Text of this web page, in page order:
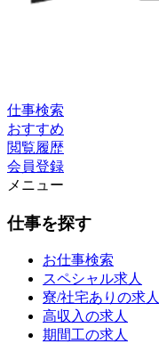
仕事検索
おすすめ
閲覧履歴
会員登録
メニュー
仕事を探す
お仕事検索
スペシャル求人
寮/社宅ありの求人
高収入の求人
期間工の求人